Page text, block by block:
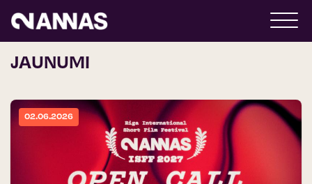
JAUNUMI
02.06.2026